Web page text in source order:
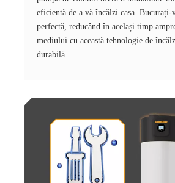
eficientă de a vă încălzi casa. Bucurați-
perfectă, reducând în același timp
mediului cu această tehnologie de
durabilă.